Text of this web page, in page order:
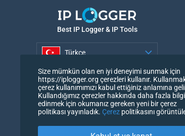
Best IP Logger & IP Tools
Türkçe
Türkçe
Size mümkün olan en iyi deneyimi sunmak için
https://iplogger.org çerezleri kullanır.
çerez kullanımımızı kabul ettiğiniz anlamına
Kullandığımız çerezler hakkında daha fazla bilgi
edinmek için okumanız gereken yeni bir çerez
politikası yayınladık. Çerez politikasını